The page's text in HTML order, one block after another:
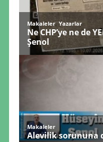
Makaleler,Yazarlar
Ne CHP’ye ne de
Şenol
Makaleler
Alevilik sorununa